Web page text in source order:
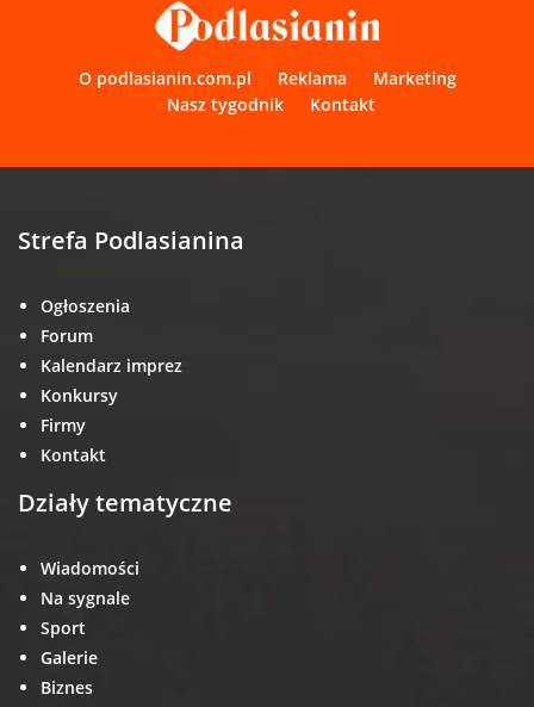
O podlasianin.com.pl Reklama
Marketing
Nasz tygodnik
Kontakt
Strefa Podlasianina
Ogłoszenia
Forum
Kalendarz imprez
Konkursy
Firmy
Kontakt
Działy tematyczne
Wiadomości
Na sygnale
Sport
Galerie
Biznes